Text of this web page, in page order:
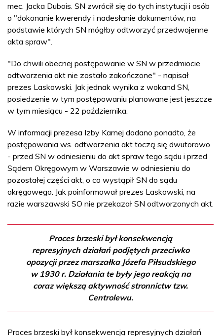
mec. Jacka Dubois. SN zwrócił się do tych instytucji i osób
o "dokonanie kwerendy i nadesłanie dokumentów, na
podstawie których SN mógłby odtworzyć przedwojenne
akta spraw".
"Do chwili obecnej postępowanie w SN w przedmiocie
odtworzenia akt nie zostało zakończone" - napisał
prezes Laskowski. Jak jednak wynika z wokand SN,
posiedzenie w tym postępowaniu planowane jest jeszcze
w tym miesiącu - 22 października.
W informacji prezesa Izby Karnej dodano ponadto, że
postępowania ws. odtworzenia akt toczą się dwutorowo
- przed SN w odniesieniu do akt spraw tego sądu i przed
Sądem Okręgowym w Warszawie w odniesieniu do
pozostałej części akt, o co wystąpił SN do sądu
okręgowego. Jak poinformował prezes Laskowski, na
razie warszawski SO nie przekazał SN odtworzonych akt.
Proces brzeski był konsekwencją
represyjnych działań podjętych przeciwko
opozycji przez marszałka Józefa Piłsudskiego
w 1930 r. Działania te były jego reakcją na
coraz większą aktywność stronnictw tzw.
Centrolewu.
Proces brzeski był konsekwencją represyjnych działań